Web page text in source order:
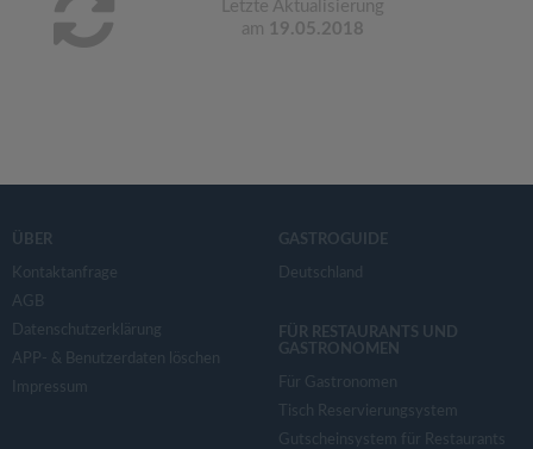
Letzte Aktualisierung
am 19.05.2018
ÜBER
Kontaktanfrage
AGB
Datenschutzerklärung
APP- & Benutzerdaten löschen
Impressum
GASTROGUIDE
Deutschland
FÜR RESTAURANTS UND
GASTRONOMEN
Für Gastronomen
Tisch Reservierungsystem
Gutscheinsystem für Restaurants